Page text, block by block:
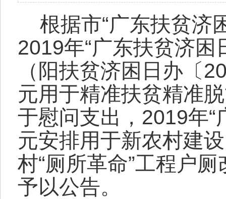
根据市“广东扶贫济
2019年“广东扶贫济困
（阳扶贫济困日办〔
元用于精准扶贫精准
于慰问支出，2019年“
元安排用于新农村建
村“厕所革命”工程户
予以公告。